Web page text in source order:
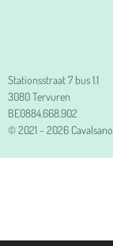
Stationsstraat 7 bus 1.1
3080 Tervuren
BE0884.668.902
© 2021 - 2026 Cavalsano